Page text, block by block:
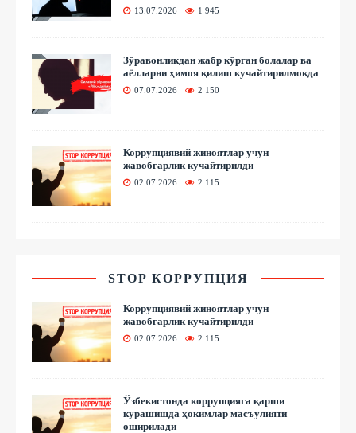
13.07.2026 1 945
Зўравонликдан жабр кўрган болалар ва
аёлларни ҳимоя қилиш кучайтирилмоқда
07.07.2026 2 150
Коррупциявий жиноятлар учун
жавобгарлик кучайтирилди
02.07.2026 2 115
STOP КОРРУПЦИЯ
Коррупциявий жиноятлар учун
жавобгарлик кучайтирилди
02.07.2026 2 115
Ўзбекистонда коррупцияга қарши
курашишда ҳокимлар масъулияти
оширилади